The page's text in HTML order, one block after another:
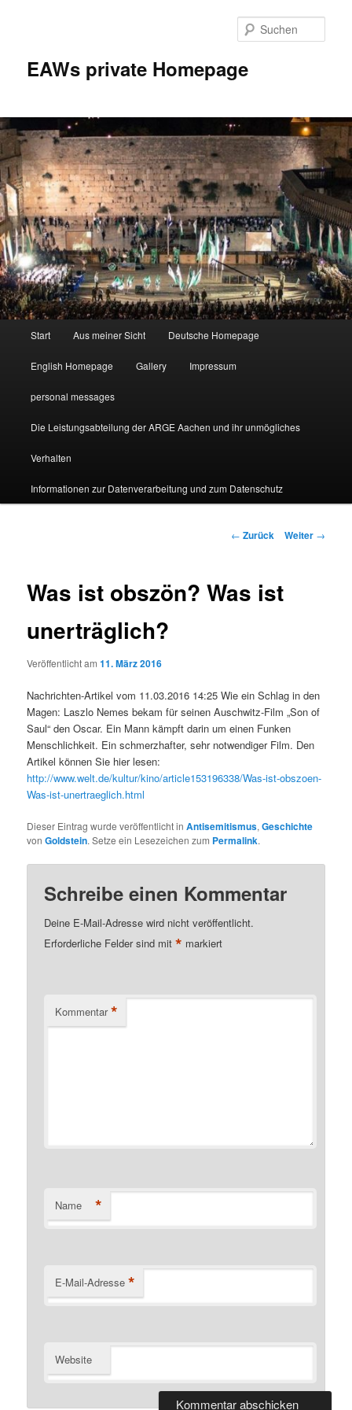
EAWs private Homepage
Start Aus meiner Sicht Deutsche Homepage
English Homepage Gallery Impressum
personal messages
Die Leistungsabteilung der ARGE Aachen und ihr unmögliches
Verhalten
Informationen zur Datenverarbeitung und zum Datenschutz
Beitragsnavigation
← Zurück Weiter →
Was ist obszön? Was ist
unerträglich?
Veröffentlicht am11. März 2016
Nachrichten-Artikel vom 11.03.2016 14:25 Wie ein Schlag in den
Magen: Laszlo Nemes bekam für seinen Auschwitz-Film „Son of
Saul“ den Oscar. Ein Mann kämpft darin um einen Funken
Menschlichkeit. Ein schmerzhafter, sehr notwendiger Film. Den
Artikel können Sie hier lesen:
http://www.welt.de/kultur/kino/article153196338/Was-ist-obszoen-
Was-ist-unertraeglich.html
Dieser Eintrag wurde veröffentlicht inAntisemitismus,Geschichte
vonGoldstein. Setze ein Lesezeichen zum Permalink.
Schreibe einen Kommentar
Deine E-Mail-Adresse wird nicht veröffentlicht.
Erforderliche Felder sind mit* markiert
Kommentar *
Name *
E-Mail-Adresse *
Website